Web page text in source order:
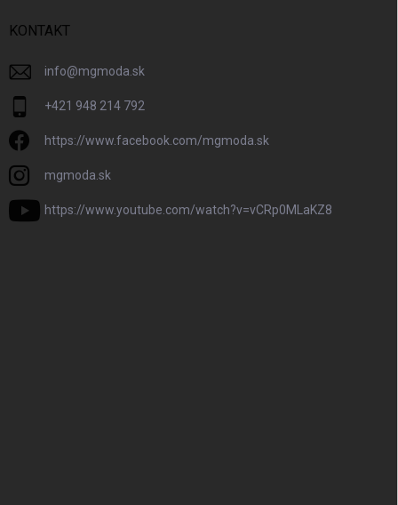
KONTAKT
info@mgmoda.sk
+421 948 214 792
https://www.facebook.com/mgmoda.sk
mgmoda.sk
https://www.youtube.com/watch?v=vCRp0MLaKZ8